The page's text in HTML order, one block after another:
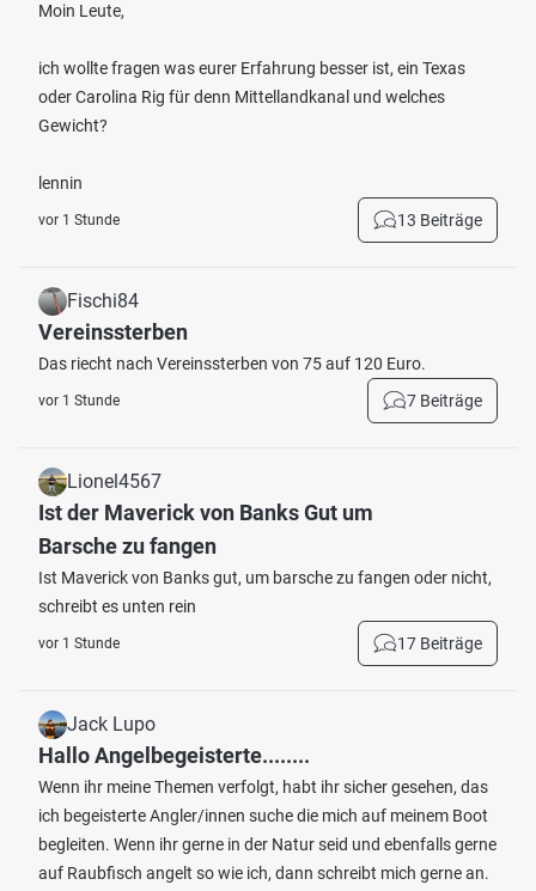
Moin Leute,
ich wollte fragen was eurer Erfahrung besser ist, ein Texas
oder Carolina Rig für denn Mittellandkanal und welches
Gewicht?
lennin
vor 1 Stunde 13 Beiträge
Fischi84
Vereinssterben
Das riecht nach Vereinssterben von 75 auf 120 Euro.
vor 1 Stunde 7 Beiträge
Lionel4567
Ist der Maverick von Banks Gut um
Barsche zu fangen
Ist Maverick von Banks gut, um barsche zu fangen oder nicht,
schreibt es unten rein
vor 1 Stunde 17 Beiträge
Jack Lupo
Hallo Angelbegeisterte........
Wenn ihr meine Themen verfolgt, habt ihr sicher gesehen, das
ich begeisterte Angler/innen suche die mich auf meinem Boot
begleiten. Wenn ihr gerne in der Natur seid und ebenfalls gerne
auf Raubfisch angelt so wie ich, dann schreibt mich gerne an.